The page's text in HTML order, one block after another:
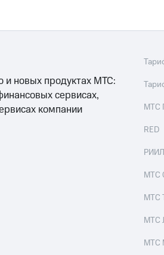
и новых продуктах МТС:
сервисах,
компании
МТС
RED
РИИЛ
МТС
МТС
МТС
МТС